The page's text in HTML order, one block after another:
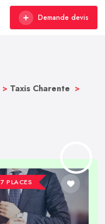
Demande devis
> Taxis Charente >
7 PLACES